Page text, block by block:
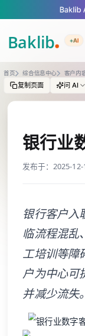
A Markdown version
Baklib
+AI
首页 综合信息中心 客户内
复制页面 问 AI
银行业
发布于：2025-12-
银行客户入
临流程混乱
工培训等障
户为中心可
并减少流失。